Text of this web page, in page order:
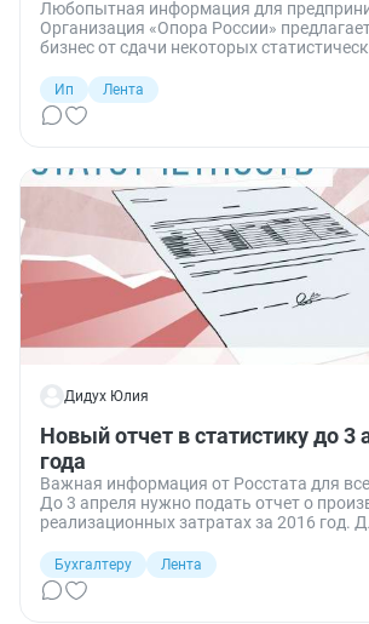
Любопытная информация для
Организация «Опора России»
бизнес от сдачи некоторых
другие госорганы. Но Росстат
информационному обмену пока не
Ип
Лента
Дидух Юлия
Новый отчет в статистику до 3
года
Важная информация от Росстата для
До 3 апреля нужно подать отчет о
реализационных затратах за 2016 год.
утвержденная летом прошлого года.
Бухгалтеру
Лента